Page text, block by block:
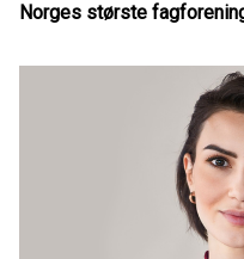
Norges største